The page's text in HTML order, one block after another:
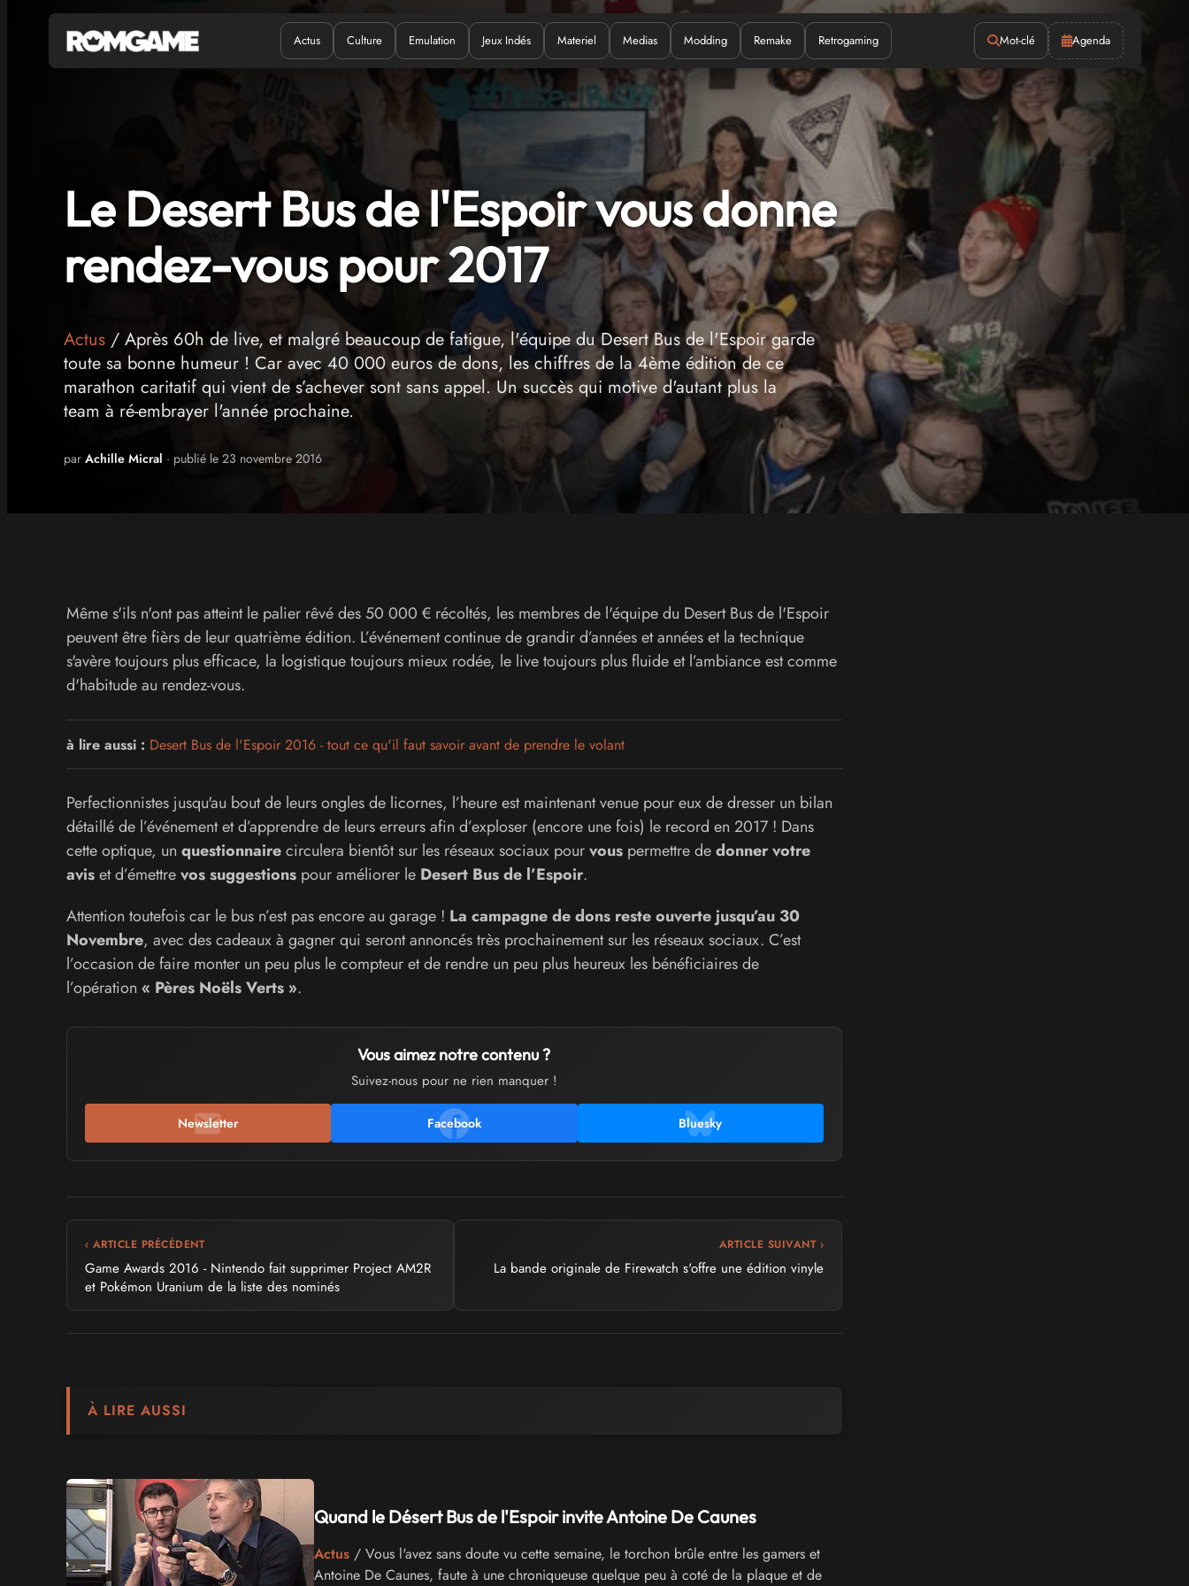
Quand ? Où ? Quoi ?
Actus Culture Emulation Jeux Indés Materiel Medias Modding Remake Retrogaming Mot-clé Agenda
Le Desert Bus de l'Espoir vous donne
rendez-vous pour 2017
Actus / Après 60h de live, et malgré beaucoup de fatigue, l'équipe du Desert Bus de l'Espoir garde
toute sa bonne humeur ! Car avec 40 000 euros de dons, les chiffres de la 4ème édition de ce
marathon caritatif qui vient de s’achever sont sans appel. Un succès qui motive d'autant plus la
team à ré-embrayer l'année prochaine.
par Achille Micral · publié le 23 novembre 2016
Même s'ils n'ont pas atteint le palier rêvé des 50 000 € récoltés, les membres de l'équipe du Desert Bus de l'Espoir
peuvent être fièrs de leur quatrième édition. L’événement continue de grandir d’années et années et la technique
s'avère toujours plus efficace, la logistique toujours mieux rodée, le live toujours plus fluide et l’ambiance est comme
d'habitude au rendez-vous.
à lire aussi : Desert Bus de l'Espoir 2016 - tout ce qu'il faut savoir avant de prendre le volant
Perfectionnistes jusqu'au bout de leurs ongles de licornes, l’heure est maintenant venue pour eux de dresser un bilan
détaillé de l’événement et d’apprendre de leurs erreurs afin d’exploser (encore une fois) le record en 2017 ! Dans
cette optique, un questionnairecirculera bientôt sur les réseaux sociaux pourvouspermettre dedonner votre
aviset d’émettrevos suggestionspour améliorer le Desert Bus de l’Espoir.
Attention toutefois car le bus n’est pas encore au garage ! La campagne de dons reste ouverte jusqu’au 30
Novembre, avec des cadeaux à gagner qui seront annoncés très prochainement sur les réseaux sociaux. C’est
l’occasion de faire monter un peu plus le compteur et de rendre un peu plus heureux les bénéficiaires de
l’opération « Pères Noëls Verts ».
Vous aimez notre contenu ?
Suivez-nous pour ne rien manquer !
Newsletter Facebook Bluesky
‹ ARTICLE PRÉCÉDENT
Game Awards 2016 - Nintendo fait supprimer Project AM2R
et Pokémon Uranium de la liste des nominés
ARTICLE SUIVANT ›
La bande originale de Firewatch s'offre une édition vinyle
À LIRE AUSSI
Quand le Désert Bus de l'Espoir invite Antoine De Caunes
Actus/ Vous l'avez sans doute vu cette semaine, le torchon brûle entre les gamers et
Antoine De Caunes, faute à une chroniqueuse quelque peu à coté de la plaque et de